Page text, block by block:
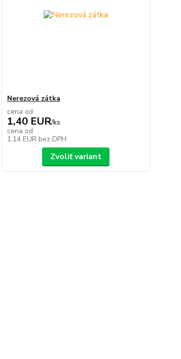
Nerezová zátka
cena od
1,40 EUR/ks
cena od
1,14 EUR bez DPH
Zvoliť variant